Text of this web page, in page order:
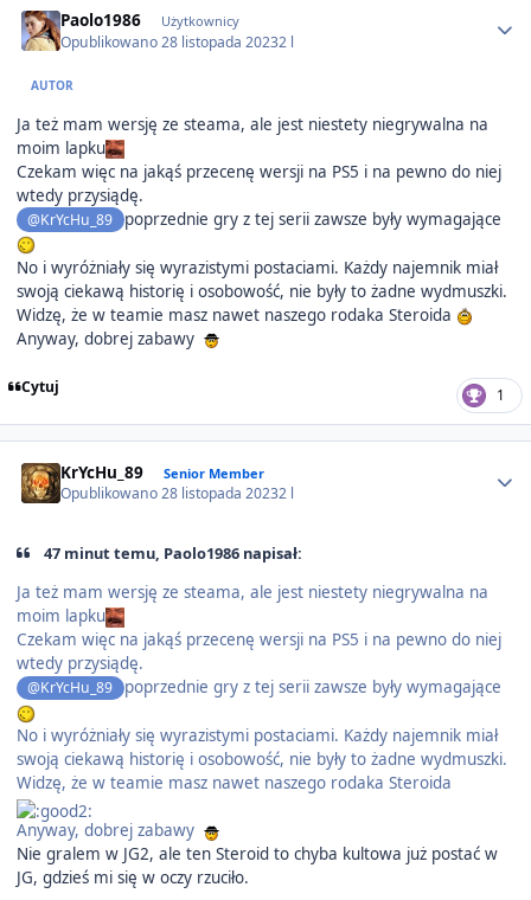
Paolo1986 Użytkownicy
Opublikowano28 listopada 20232 l
AUTOR
Ja też mam wersję ze steama, ale jest niestety niegrywalna na
moim lapku
Czekam więc na jakąś przecenę wersji na PS5 i na pewno do niej
wtedy przysiądę.
@KrYcHu_89 poprzednie gry z tej serii zawsze były wymagające
No i wyróżniały się wyrazistymi postaciami. Każdy najemnik miał
swoją ciekawą historię i osobowość, nie były to żadne wydmuszki.
Widzę, że w teamie masz nawet naszego rodaka Steroida
Anyway, dobrej zabawy
Cytuj 1
KrYcHu_89 Senior Member
Opublikowano28 listopada 20232 l
47 minut temu, Paolo1986 napisał:
Ja też mam wersję ze steama, ale jest niestety niegrywalna na
moim lapku
Czekam więc na jakąś przecenę wersji na PS5 i na pewno do niej
wtedy przysiądę.
@KrYcHu_89 poprzednie gry z tej serii zawsze były wymagające
No i wyróżniały się wyrazistymi postaciami. Każdy najemnik miał
swoją ciekawą historię i osobowość, nie były to żadne wydmuszki.
Widzę, że w teamie masz nawet naszego rodaka Steroida
Anyway, dobrej zabawy
Nie gralem w JG2, ale ten Steroid to chyba kultowa już postać w
JG, gdzieś mi się w oczy rzuciło.